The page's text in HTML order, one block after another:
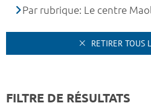
Par rubrique: Le centre
RETIRER TOUS
FILTRE DE RÉSULTATS